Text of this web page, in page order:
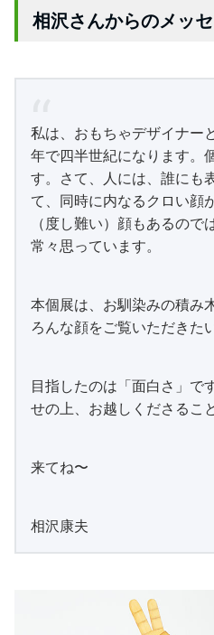
相沢さんからのメッ
私は、おもちゃデザイナー
年で四半世紀になります。
す。さて、人には、誰にも
て、同時に内なるクロい顔
（度し難い）顔もあるので
常々思っています。
本個展は、お馴染みの積み
ろんな顔をご覧いただきた
目指したのは「面白さ」で
せの上、お越しくださるこ
来てね〜
相沢康夫